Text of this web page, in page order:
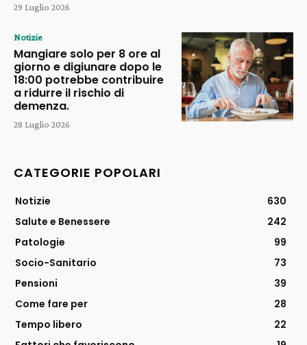
29 Luglio 2026
Notizie
Mangiare solo per 8 ore al
giorno e digiunare dopo le
18:00 potrebbe contribuire
a ridurre il rischio di
demenza.
28 Luglio 2026
CATEGORIE POPOLARI
Notizie
630
Salute e Benessere
242
Patologie
99
Socio-Sanitario
73
Pensioni
39
Come fare per
28
Tempo libero
22